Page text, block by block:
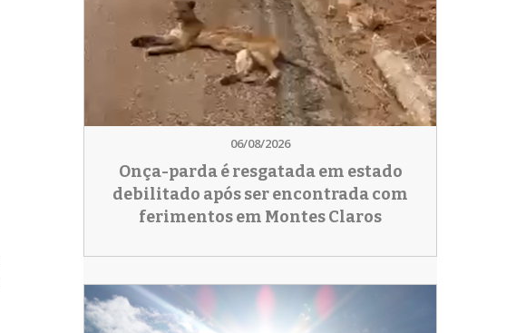
06/08/2026
Onça-parda é resgatada em estado
debilitado após ser encontrada com
ferimentos em Montes Claros